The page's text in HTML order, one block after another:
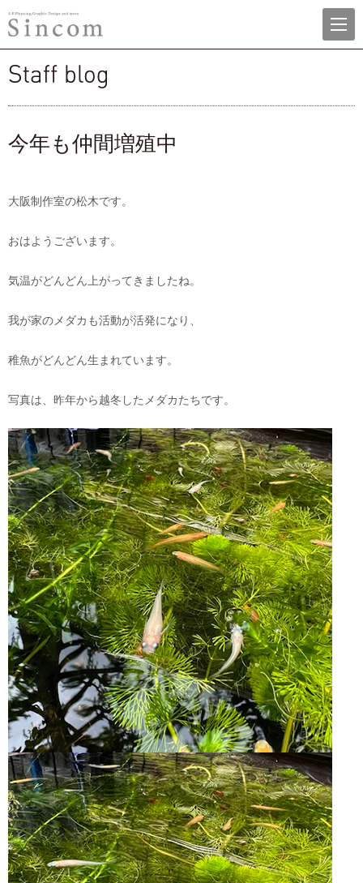
株式会社シンコム menu
今年も仲間増殖中
大阪制作室の松木です。
おはようございます。
気温がどんどん上がってきましたね。
我が家のメダカも活動が活発になり、
稚魚がどんどん生まれています。
写真は、昨年から越冬したメダカたちです。